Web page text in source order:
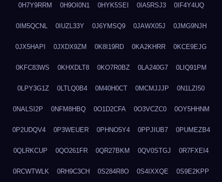
0H7Y9RRM 0H9OI0N1 0HYK5SEI 0IA5RSJ3 0IF4Y4UQ
0IM5QCNL 0IUZL33Y 0J6YMSQ9 0JAWX05J 0JMG9NJH
0JX5HAPI 0JXDX9ZM 0K8I19RD 0KA2KHRR 0KCE9EJG
0KFC83WS 0KHXDLT8 0KO7R0BZ 0LA240G7 0LIQ91PM
0LPY3G1Z 0LTLQ0B4 0M40H0CT 0MCMJJJP 0N1LZI50
0NALSI2P 0NFM8HBQ 0O1D2CFA 0O3VCZC0 0OY5HHNM
0P2UDQV4 0P3WEUER 0PHNO5Y4 0PPJIUB7 0PUMEZB4
0QLRKCUP 0QO261FR 0QR27BKM 0QV0STGJ 0R7FXEI4
0RCWTWLK 0RH9C3CH 0S284R8O 0S4IXXQE 0S9E2KPP